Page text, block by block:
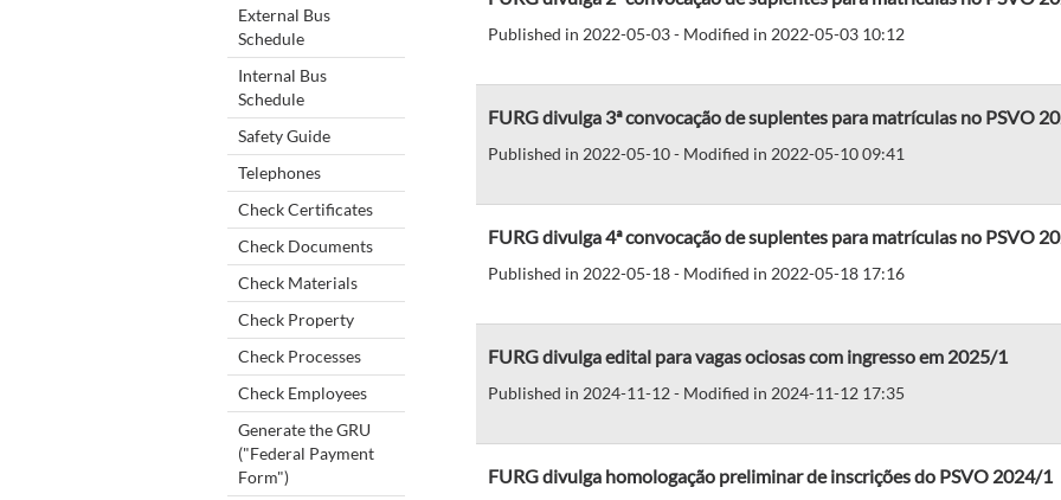
External Bus
Schedule
Internal Bus
Schedule
Safety Guide
Telephones
Check Certificates
Check Documents
Check Materials
Check Property
Check Processes
Check Employees
Generate the GRU
("Federal Payment
Form")
Published in 2022-05-03 - Modified in 2022-05-03 10:12
FURG divulga 3ª convocação de suplentes para matrículas no PSVO
Published in 2022-05-10 - Modified in 2022-05-10 09:41
FURG divulga 4ª convocação de suplentes para matrículas no PSVO
Published in 2022-05-18 - Modified in 2022-05-18 17:16
FURG divulga edital para vagas ociosas com ingresso em 2025/1
Published in 2024-11-12 - Modified in 2024-11-12 17:35
FURG divulga homologação preliminar de inscrições do PSVO 2024/1